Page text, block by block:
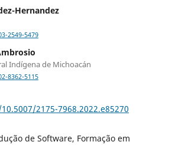
Hernandez
2549-5479
Indígena de Michoacán
8362-5115
2175-7968.2022.e85270
de Software, Formação em